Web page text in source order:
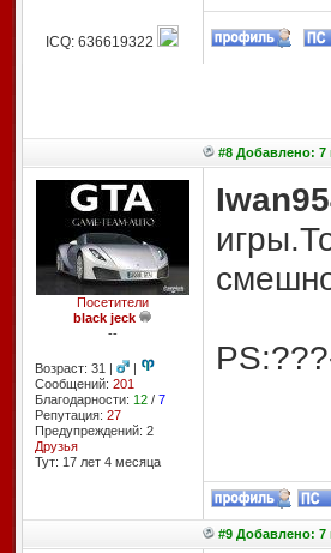
ICQ: 636619322
#8 Добавлено: 7
Посетители
black jeck
--
Возраст: 31 |
|
Сообщений: 201
Благодарности: 12/ 7
Репутация: 27
Предупреждений: 2
Друзья
Тут: 17 лет 4 месяцa
#9 Добавлено: 7